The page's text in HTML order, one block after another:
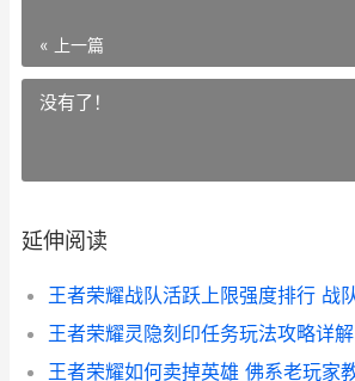
« 上一篇
没有了！
延伸阅读
王者荣耀灵隐刻印任务玩法攻略详解